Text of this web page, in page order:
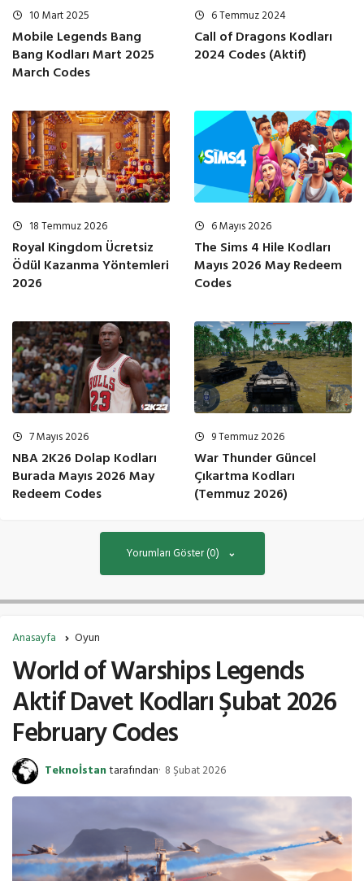
10 Mart 2025
Mobile Legends Bang
Bang Kodları Mart 2025
March Codes
6 Temmuz 2024
Call of Dragons Kodları
2024 Codes (Aktif)
18 Temmuz 2026
Royal Kingdom Ücretsiz
Ödül Kazanma Yöntemleri
2026
6 Mayıs 2026
The Sims 4 Hile Kodları
Mayıs 2026 May Redeem
Codes
7 Mayıs 2026
NBA 2K26 Dolap Kodları
Burada Mayıs 2026 May
Redeem Codes
9 Temmuz 2026
War Thunder Güncel
Çıkartma Kodları
(Temmuz 2026)
Yorumları Göster (0)
Anasayfa Oyun
World of Warships Legends
Aktif Davet Kodları Şubat 2026
February Codes
Teknoİstantarafından 8 Şubat 2026